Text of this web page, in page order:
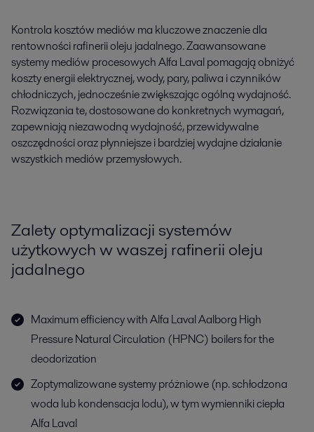
Kontrola kosztów mediów ma kluczowe znaczenie dla
rentowności rafinerii oleju jadalnego. Zaawansowane
systemy mediów procesowych Alfa Laval pomagają obniżyć
koszty energii elektrycznej, wody, pary, paliwa i czynników
chłodniczych, jednocześnie zwiększając ogólną wydajność.
Rozwiązania te, dostosowane do konkretnych wymagań,
zapewniają niezawodną wydajność, przewidywalne
oszczędności oraz płynniejsze i bardziej wydajne działanie
wszystkich mediów przemysłowych.
Zalety optymalizacji systemów
użytkowych w waszej rafinerii oleju
jadalnego
Maximum efficiency with Alfa Laval Aalborg High
Pressure Natural Circulation (HPNC) boilers for the
deodorization
Zoptymalizowane systemy próżniowe (np. schłodzona
woda lub kondensacja lodu), w tym wymienniki ciepła
Alfa Laval